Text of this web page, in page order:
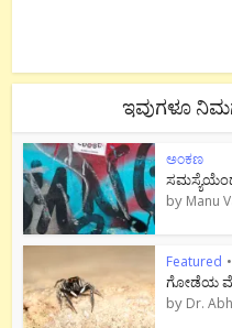
ಇವುಗಳೂ
ಅಂಕಣ
by Manu
Featured •
ಗೋಡೆಯ
by Dr.